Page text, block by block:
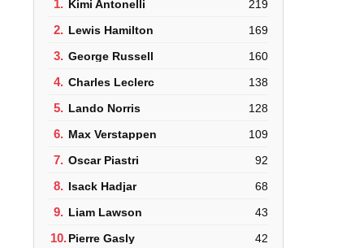
1. Kimi Antonelli 219
2. Lewis Hamilton 169
3. George Russell 160
4. Charles Leclerc 138
5. Lando Norris 128
6. Max Verstappen 109
7. Oscar Piastri 92
8. Isack Hadjar 68
9. Liam Lawson 43
10.Pierre Gasly 42